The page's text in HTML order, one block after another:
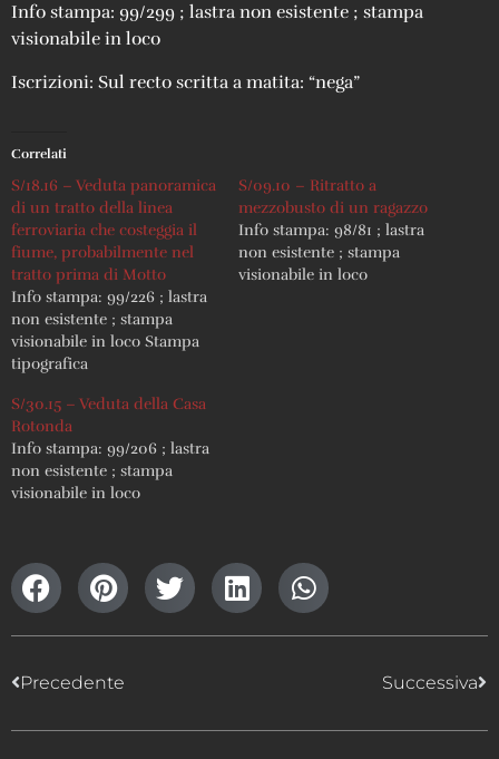
Info stampa: 99/299 ; lastra non esistente ; stampa
visionabile in loco
Iscrizioni: Sul recto scritta a matita: “nega”
Correlati
S/18.16 – Veduta panoramica
di un tratto della linea
ferroviaria che costeggia il
fiume, probabilmente nel
tratto prima di Motto
Info stampa: 99/226 ; lastra
non esistente ; stampa
visionabile in loco Stampa
tipografica
S/09.10 – Ritratto a
mezzobusto di un ragazzo
Info stampa: 98/81 ; lastra
non esistente ; stampa
visionabile in loco
S/30.15 – Veduta della Casa
Rotonda
Info stampa: 99/206 ; lastra
non esistente ; stampa
visionabile in loco
Precedente Successiva